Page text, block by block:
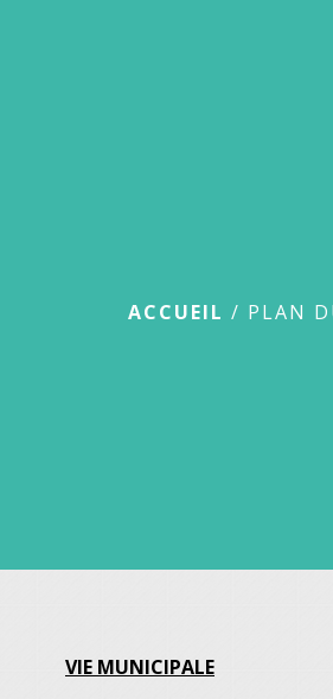
ACCUEIL / PLAN
VIE MUNICIPALE